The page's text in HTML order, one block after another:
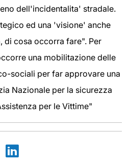
dell'incidentalita' stradale.
ed una 'visione' anche
di cosa occorra fare". Per
una mobilitazione delle
sociali per far approvare una
Nazionale per la sicurezza
per le Vittime"